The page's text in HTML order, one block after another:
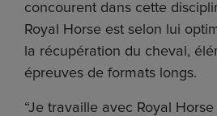
concourent dans cette
Royal Horse est selon lui
la récupération du cheval,
épreuves de formats longs.
“Je travaille avec Royal